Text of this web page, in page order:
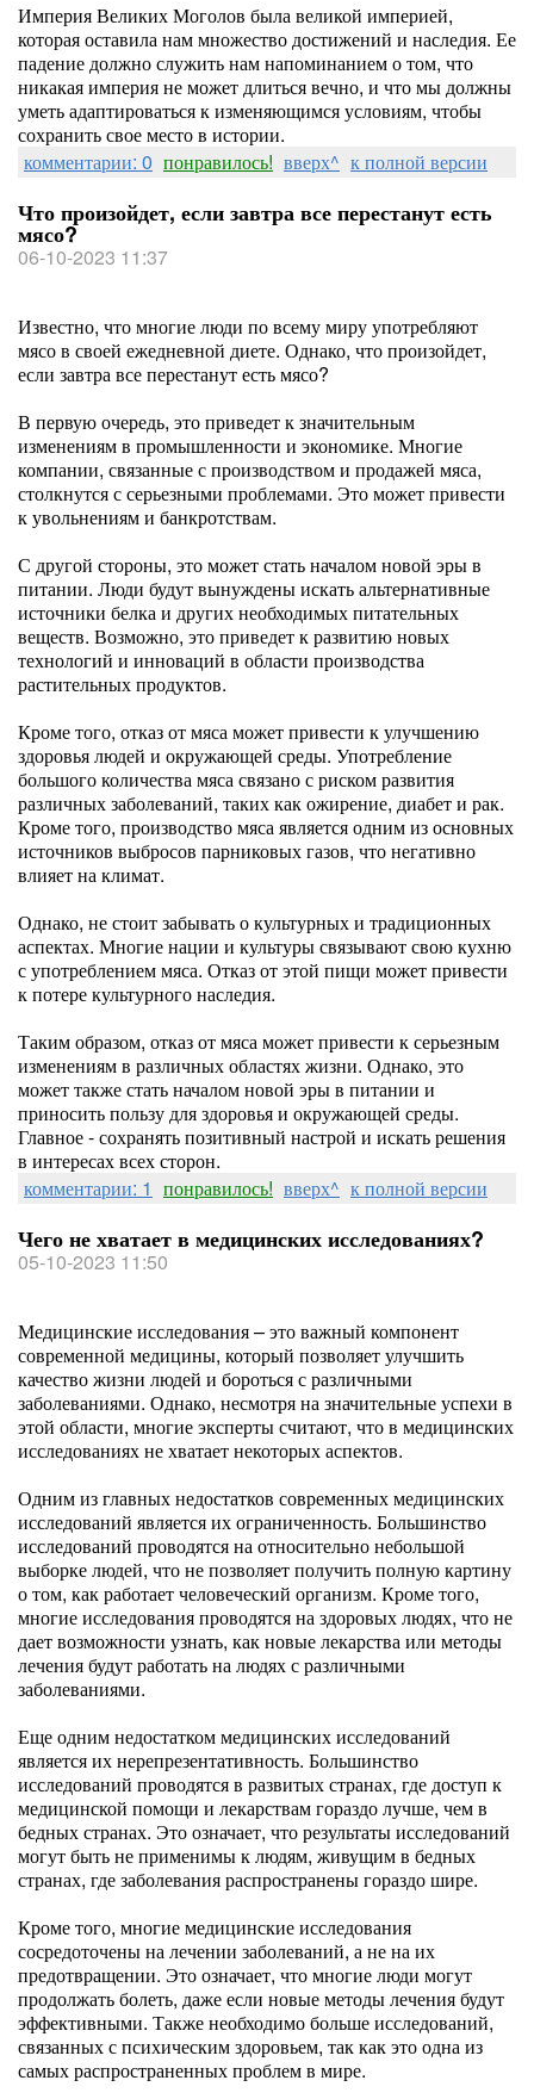
Империя Великих Моголов была великой империей,
которая оставила нам множество достижений и наследия. Ее
падение должно служить нам напоминанием о том, что
никакая империя не может длиться вечно, и что мы должны
уметь адаптироваться к изменяющимся условиям, чтобы
сохранить свое место в истории.
комментарии: 0 понравилось! вверх^ к полной версии
Что произойдет, если завтра все перестанут есть
мясо?
06-10-2023 11:37
Известно, что многие люди по всему миру употребляют
мясо в своей ежедневной диете. Однако, что произойдет,
если завтра все перестанут есть мясо?
В первую очередь, это приведет к значительным
изменениям в промышленности и экономике. Многие
компании, связанные с производством и продажей мяса,
столкнутся с серьезными проблемами. Это может привести
к увольнениям и банкротствам.
С другой стороны, это может стать началом новой эры в
питании. Люди будут вынуждены искать альтернативные
источники белка и других необходимых питательных
веществ. Возможно, это приведет к развитию новых
технологий и инноваций в области производства
растительных продуктов.
Кроме того, отказ от мяса может привести к улучшению
здоровья людей и окружающей среды. Употребление
большого количества мяса связано с риском развития
различных заболеваний, таких как ожирение, диабет и рак.
Кроме того, производство мяса является одним из основных
источников выбросов парниковых газов, что негативно
влияет на климат.
Однако, не стоит забывать о культурных и традиционных
аспектах. Многие нации и культуры связывают свою кухню
с употреблением мяса. Отказ от этой пищи может привести
к потере культурного наследия.
Таким образом, отказ от мяса может привести к серьезным
изменениям в различных областях жизни. Однако, это
может также стать началом новой эры в питании и
приносить пользу для здоровья и окружающей среды.
Главное - сохранять позитивный настрой и искать решения
в интересах всех сторон.
комментарии: 1 понравилось! вверх^ к полной версии
Чего не хватает в медицинских исследованиях?
05-10-2023 11:50
Медицинские исследования – это важный компонент
современной медицины, который позволяет улучшить
качество жизни людей и бороться с различными
заболеваниями. Однако, несмотря на значительные успехи в
этой области, многие эксперты считают, что в медицинских
исследованиях не хватает некоторых аспектов.
Одним из главных недостатков современных медицинских
исследований является их ограниченность. Большинство
исследований проводятся на относительно небольшой
выборке людей, что не позволяет получить полную картину
о том, как работает человеческий организм. Кроме того,
многие исследования проводятся на здоровых людях, что не
дает возможности узнать, как новые лекарства или методы
лечения будут работать на людях с различными
заболеваниями.
Еще одним недостатком медицинских исследований
является их нерепрезентативность. Большинство
исследований проводятся в развитых странах, где доступ к
медицинской помощи и лекарствам гораздо лучше, чем в
бедных странах. Это означает, что результаты исследований
могут быть не применимы к людям, живущим в бедных
странах, где заболевания распространены гораздо шире.
Кроме того, многие медицинские исследования
сосредоточены на лечении заболеваний, а не на их
предотвращении. Это означает, что многие люди могут
продолжать болеть, даже если новые методы лечения будут
эффективными. Также необходимо больше исследований,
связанных с психическим здоровьем, так как это одна из
самых распространенных проблем в мире.